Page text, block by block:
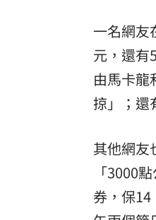
一名網友
元，還有
由馬卡龍
掠」；還
其他網友
「3000
券，保